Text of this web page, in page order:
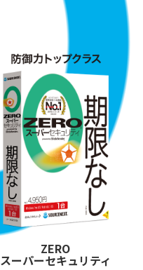
ZERO
スーパーセキュリティ